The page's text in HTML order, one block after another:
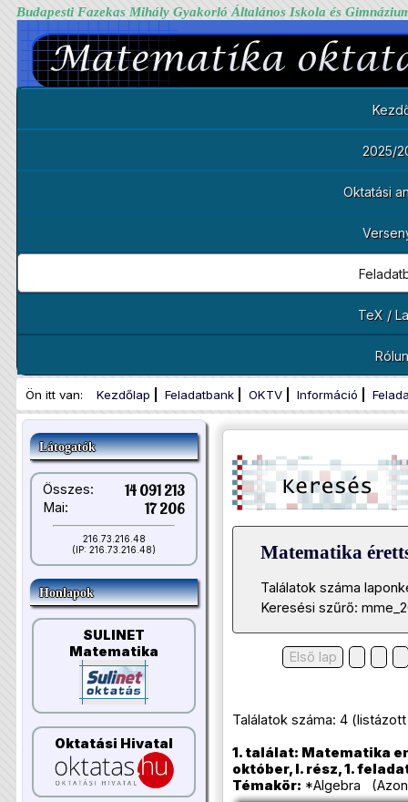
Budapesti Fazekas Mihály Gyakorló Általános Iskola és
2025/
Oktatási
TeX /
Ön itt van: Kezdőlap Feladatbank OKTV Információ
Látogatók
Összes: 14 091 213
Mai: 17 206
216.73.216.48
(IP: 216.73.216.48)
Honlapok
SULINET
Matematika
Oktatási Hivatal
Matematika
Találatok száma
Keresési szűrő:
Első lap
Találatok száma: 4
1. találat: Matematika
október, I. rész, 1.
Témakör: *Algebra